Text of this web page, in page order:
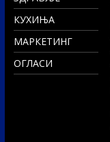
КУХИЊА
МАРКЕТИНГ
ОГЛАСИ